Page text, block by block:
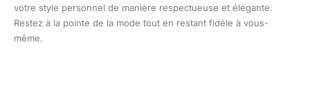
votre style personnel de manière respectueuse et élégante.
Restez à la pointe de la mode tout en restant fidèle à vous-
même.